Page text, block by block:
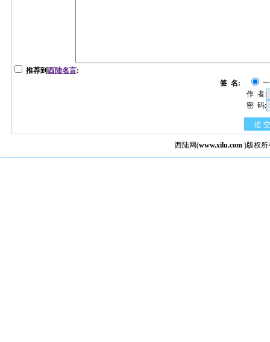
推荐到西陆名言:
签 名:
作 者:
密 码:
提 交
西陆网(www.xilu.com )版权